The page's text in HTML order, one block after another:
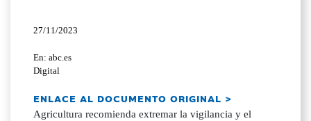
27/11/2023
En: abc.es
Digital
ENLACE AL DOCUMENTO ORIGINAL >
Agricultura recomienda extremar la vigilancia y el